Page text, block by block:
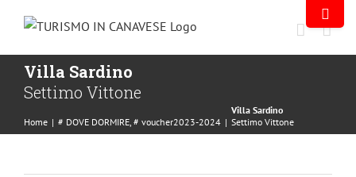
Villa Sardino
Settimo Vittone
Home | # DOVE DORMIRE, # voucher2023-2024 |
Villa Sardino
Settimo Vittone